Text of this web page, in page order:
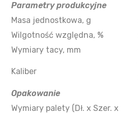
Parametry produkcyjne
Masa jednostkowa, g
Wilgotność względna, %
Wymiary tacy, mm
Kaliber
Opakowanie
Wymiary palety (Dł. x Szer. x